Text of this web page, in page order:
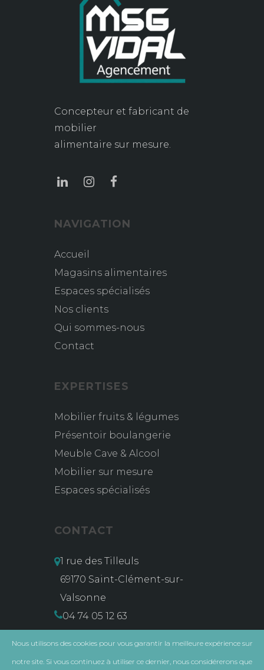
Concepteur et fabricant de
mobilier
alimentaire sur mesure.
NAVIGATION
Accueil
Magasins alimentaires
Espaces spécialisés
Nos clients
Qui sommes-nous
Contact
EXPERTISES
Mobilier fruits & légumes
Présentoir boulangerie
Meuble Cave & Alcool
Mobilier sur mesure
Espaces spécialisés
CONTACT
1 rue des Tilleuls
69170 Saint-Clément-sur-
Valsonne
04 74 05 12 63
Nous utilisons des cookies pour vous garantir la meilleure expérience sur
notre site. Si vous continuez à utiliser ce dernier, nous considérerons que